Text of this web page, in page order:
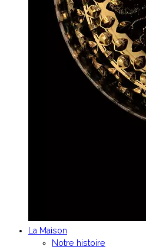
La Maison
Notre histoire